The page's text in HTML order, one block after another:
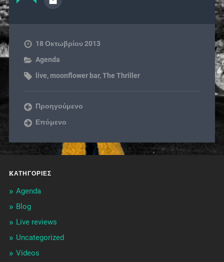
18 Οκτωβρίου 2013
Agenda
live, moonflower bar,The Thriller
Προηγούμενο
Επόμενο
KΑΤΗΓΟΡΊΕΣ
Agenda
Blog
Live reviews
Uncategorized
Videos